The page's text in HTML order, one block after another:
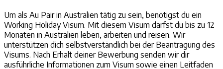
Um als Au Pair in Australien tätig zu sein, benötigst du ein
Working Holiday Visum. Mit diesem Visum darfst du bis zu 12
Monaten in Australien leben, arbeiten und reisen. Wir
unterstützen dich selbstverständlich bei der Beantragung des
Visums. Nach Erhalt deiner Bewerbung senden wir dir
ausführliche Informationen zum Visum sowie einen Leitfaden